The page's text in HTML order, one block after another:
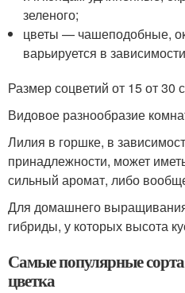
зеленого;
цветы — чашеподобные,
варьируется в
Размер соцветий от 15 от 30
Видовое разнообразие
Лилия в горшке, в
принадлежности, может
сильный аромат, либо
Для домашнего
гибриды, у которых высота
Самые популярные
цветка